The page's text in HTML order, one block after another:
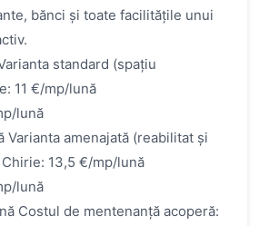
bănci și toate facilitățile unui
standard (spațiu
11 €/mp/lună
lună
Varianta amenajată (reabilitat și
13,5 €/mp/lună
lună
Costul de mentenanță acoperă: